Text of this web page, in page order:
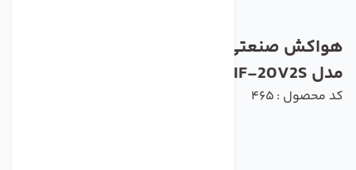
هواکش صنعتی اکسیال طرح المان دمنده
مدل VIF-20V2S
کد محصول : 465